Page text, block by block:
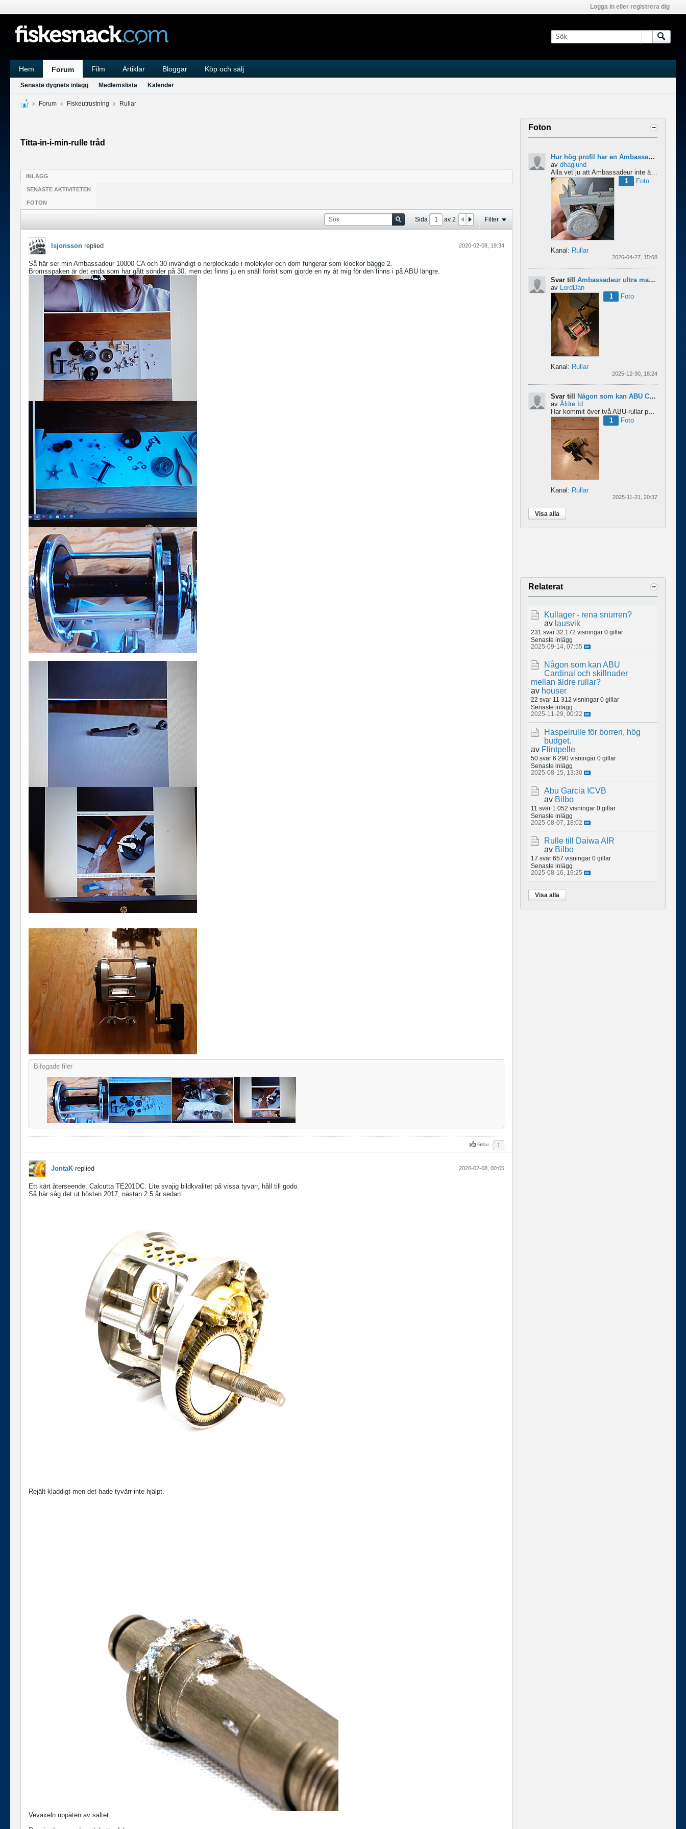
Logga in eller registrera dig
Hem Forum Film Artiklar Bloggar Köp och sälj
Senaste dygnets inlägg Medlemslista Kalender
Forum Fiskeutrustning Rullar
Titta-in-i-min-rulle tråd
INLÄGG
SENASTE AKTIVITETEN
FOTON
Sida av 2 Filter
lsjonsson replied 2020-02-08, 19:34
Så här ser min Ambassadeur 10000 CA och 30 invändigt o nerplockade i molekyler och dom fungerar som klockor bägge 2.
Bromsspaken är det enda som har gått sönder på 30, men det finns ju en snäll forist som gjorde en ny åt mig för den finns i på ABU längre.
Bifogade filer
Gillar 1
JontaK replied 2020-02-08, 00:05
Ett kärt återseende, Calcutta TE201DC. Lite svajig bildkvalitet på vissa tyvärr, håll till godo.
Så här såg det ut hösten 2017, nästan 2.5 år sedan:
Rejält kladdigt men det hade tyvärr inte hjälpt.
Vevaxeln uppäten av saltet.
Foton
Hur hög profil har en Ambassadeur?
av dhaglund
Alla vet ju att Ambassadeur inte är en lågprofilrulle, det är tydligt. Men hur hög profil har de egentligen?...
1
Foto
Kanal: Rullar
2026-04-27, 15:08
Svar till Ambassadeur ultra mag xl 3
av
LordDan
1
Foto
Kanal: Rullar
2025-12-30, 18:24
Svar till Någon som kan ABU Cardinal och skillnader mellan äldre rullar?
av Äldre Id
1
Foto
Kanal: Rullar
2025-11-21, 20:37
Visa alla
Relaterat
Kullager - rena snurren?
av lausvik
231 svar 32 172 visningar 0 gillar
Senaste inlägg
2025-09-14, 07:55
Någon som kan ABU
Cardinal och skillnader
mellan äldre rullar?
av houser
22 svar 11 312 visningar 0 gillar
Senaste inlägg
2025-11-29, 00:22
Haspelrulle för borren, hög
budget.
av Flintpelle
50 svar 6 290 visningar 0 gillar
Senaste inlägg
2025-08-15, 13:30
Abu Garcia ICVB
av Bilbo
11 svar 1 052 visningar 0 gillar
Senaste inlägg
2025-08-07, 18:02
Rulle till Daiwa AIR
av Bilbo
17 svar 657 visningar 0 gillar
Senaste inlägg
2025-08-16, 19:25
Visa alla